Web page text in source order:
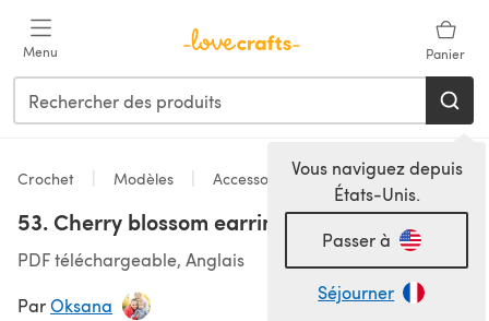
Menu Panier
Vous naviguez depuis
États-Unis.
Passer à
Séjourner
Crochet Modèles Accessoires
53. Cherry blossom earrings
PDF téléchargeable, Anglais
ParOksana